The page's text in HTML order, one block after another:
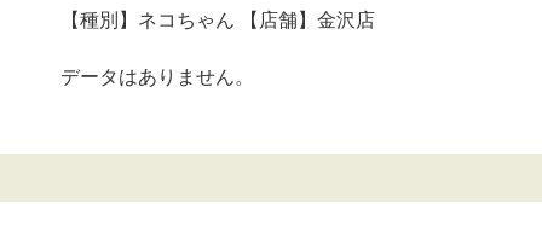
【種別】ネコちゃん 【店舗】金沢店
データはありません。